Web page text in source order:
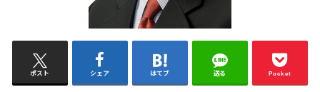
ポスト シェア はてブ 送る Pocket